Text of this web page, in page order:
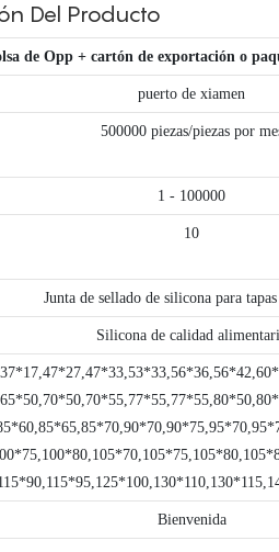
Del Producto
de Opp + cartón de exportación o
puerto de xiamen
500000 piezas/piezas por
1 - 100000
10
Junta de sellado de silicona para
Silicona de calidad
Bienvenida